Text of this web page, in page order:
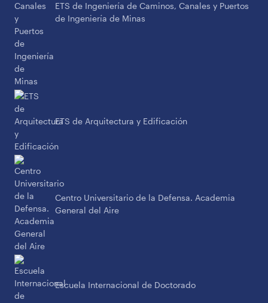
ETS de Ingeniería de Caminos, Canales y Puertos
de Ingeniería de Minas
ETS de Arquitectura y Edificación
Centro Universitario de la Defensa. Academia
General del Aire
Escuela Internacional de Doctorado